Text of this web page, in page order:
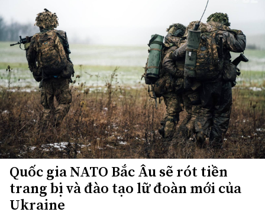
Quốc gia NATO Bắc Âu sẽ rót tiền
trang bị và đào tạo lữ đoàn mới của
Ukraine